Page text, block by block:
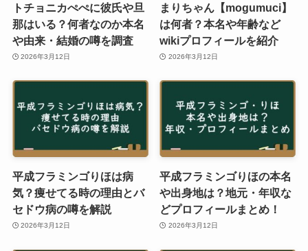
トチョニカぺぺに彼氏や旦
那はいる？何者なのか本名
や由来・結婚の噂を調査
2026年3月12日
まりちゃん【mogumuci】
は何者？本名や年齢など
wikiプロフィールを紹介
2026年3月12日
平成フラミンゴりほは病
気？痩せてる時の理由とバ
セドウ病の噂を解説
2026年3月12日
平成フラミンゴりほの本名
や出身地は？地元・年収な
どプロフィールまとめ！
2026年3月12日